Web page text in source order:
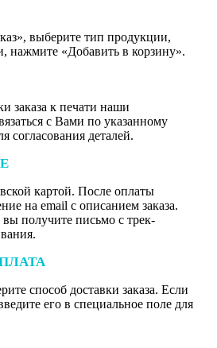
выберите тип продукции,
нажмите «Добавить в корзину».
заказа к печати наши
с Вами по указанному
согласования деталей.
картой. После оплаты
на email с описанием заказа.
вы получите письмо с трек-
способ доставки заказа. Если
его в специальное поле для